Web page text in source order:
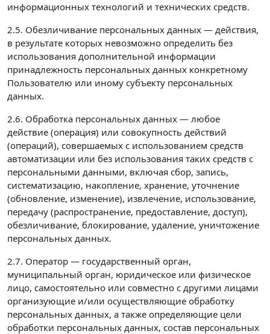
информационных технологий и технических средств.
2.5. Обезличивание персональных данных — действия,
в результате которых невозможно определить без
использования дополнительной информации
принадлежность персональных данных конкретному
Пользователю или иному субъекту персональных
данных.
2.6. Обработка персональных данных — любое
действие (операция) или совокупность действий
(операций), совершаемых с использованием средств
автоматизации или без использования таких средств с
персональными данными, включая сбор, запись,
систематизацию, накопление, хранение, уточнение
(обновление, изменение), извлечение, использование,
передачу (распространение, предоставление, доступ),
обезличивание, блокирование, удаление, уничтожение
персональных данных.
2.7. Оператор — государственный орган,
муниципальный орган, юридическое или физическое
лицо, самостоятельно или совместно с другими лицами
организующие и/или осуществляющие обработку
персональных данных, а также определяющие цели
обработки персональных данных, состав персональных